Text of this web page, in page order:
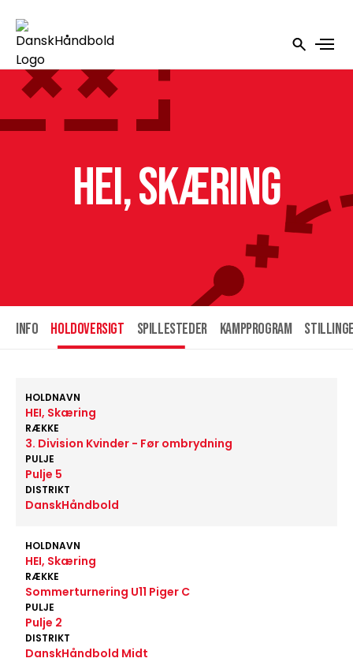
HEI, Skæring
INFO HOLDOVERSIGT SPILLESTEDER KAMPPROGRAM
HOLDNAVN
HEI, Skæring
RÆKKE
3. Division Kvinder - Før ombrydning
PULJE
Pulje 5
DISTRIKT
DanskHåndbold
HOLDNAVN
HEI, Skæring
RÆKKE
Sommerturnering U11 Piger C
PULJE
Pulje 2
DISTRIKT
DanskHåndbold Midt